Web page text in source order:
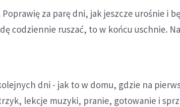
za parę dni, jak jeszcze urośnie i
codziennie ruszać, to w końcu uschnie.
dni - jak to w domu, gdzie na
lekcje muzyki, pranie, gotowanie i